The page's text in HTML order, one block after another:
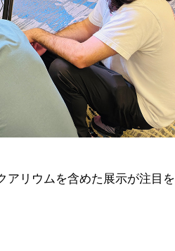
アリウムを含めた展示が注目を